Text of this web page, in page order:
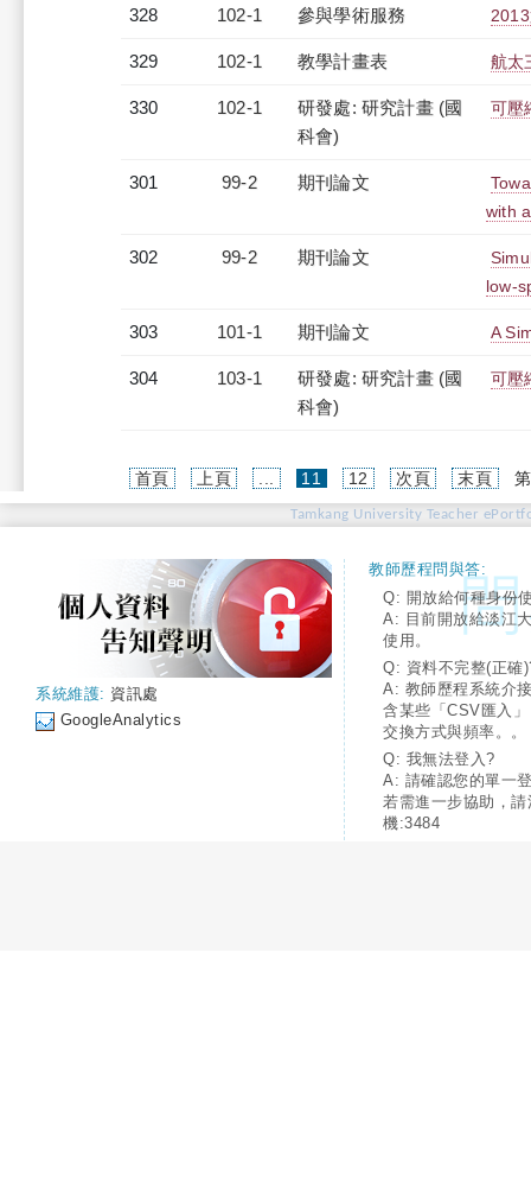
328 102-1 參與學術服務
329 102-1 教學計畫表 航太
330 102-1
研發處: 研究計畫 (國
科會)
可壓
301 99-2 期刊論文
with
302 99-2 期刊論文
low-
303 101-1 期刊論文 A
304 103-1
研發處: 研究計畫 (國
科會)
可壓
首頁 上頁 11 (current)
12 次頁 末頁
Tamkang University Teacher
系統維護: 資訊處
GoogleAnalytics
教師歷程問與答:
Q: 開放給何種身份
A: 目前開放給淡江
使用。
Q: 資料不完整(正確
A: 教師歷程系統介
含某些「CSV匯入
交換方式與頻率。。
Q: 我無法登入?
A: 請確認您的單一
若需進一步協助，
機:3484